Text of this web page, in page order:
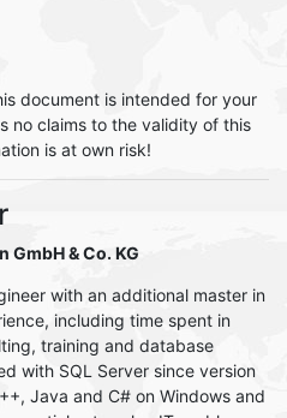
document is intended for your
no claims to the validity of this
is at own risk!
GmbH & Co. KG
with an additional master in
including time spent in
training and database
with SQL Server since version
Java and C# on Windows and